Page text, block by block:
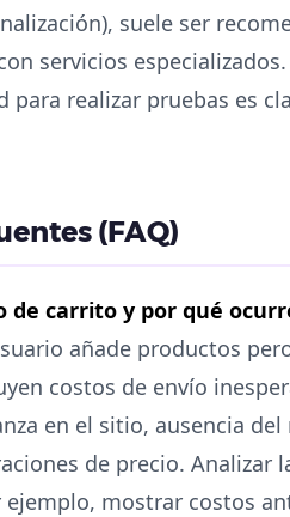
suele ser
servicios
para realizar pruebas es
(FAQ)
de carrito y por qué
añade productos
costos de envío
en el sitio, ausencia
de precio. Analizar
mostrar costos